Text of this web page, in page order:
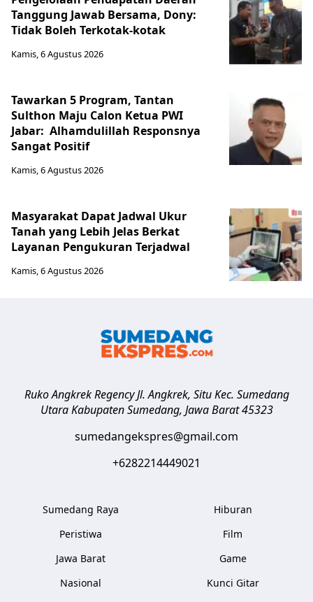
Tanggung Jawab Bersama, Dony:
Tidak Boleh Terkotak-kotak
Kamis, 6 Agustus 2026
Tawarkan 5 Program, Tantan
Sulthon Maju Calon Ketua PWI
Jabar: Alhamdulillah Responsnya
Sangat Positif
Kamis, 6 Agustus 2026
Masyarakat Dapat Jadwal Ukur
Tanah yang Lebih Jelas Berkat
Layanan Pengukuran Terjadwal
Kamis, 6 Agustus 2026
Ruko Angkrek Regency Jl. Angkrek, Situ Kec. Sumedang
Utara Kabupaten Sumedang, Jawa Barat 45323
sumedangekspres@gmail.com
+6282214449021
Sumedang Raya
Peristiwa
Jawa Barat
Nasional
Hiburan
Film
Game
Kunci Gitar